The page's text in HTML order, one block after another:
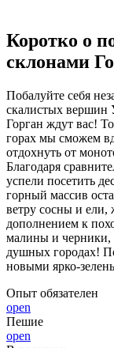
Коротко о
склонами
Побалуйте себя
скалистых вершин
Горган ждут вас!
горах мы сможем
отдохнуть от
Благодаря
успели посетить
горный массив
ветру сосны и
дополнением к
малины и черники,
душных городах!
новыми ярко-
Опыт обязателен
open
Пешие
open